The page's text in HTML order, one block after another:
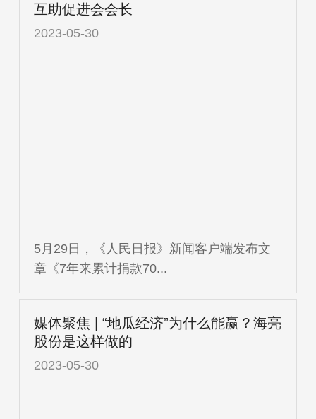
互助促进会会长
2023-05-30
5月29日，《人民日报》新闻客户端发布文
章《7年来累计捐款70...
媒体聚焦 | “地瓜经济”为什么能赢？海亮
股份是这样做的
2023-05-30